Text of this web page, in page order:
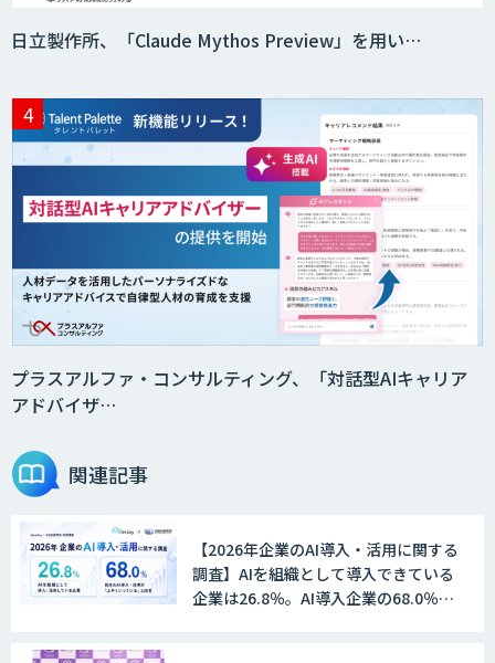
AI価格調査ツールSmapra
secondz Agentsense
Smart Search
法人向けAIエージェント「OfficeAI社
＜Dify活用＞AIエージェントDRIVE
日立製作所、「Claude Mythos Preview」を用い…
プラスアルファ・コンサルティング、「対話型AIキャリア
アドバイザ…
関連記事
【2026年企業のAI導入・活用に関する
調査】AIを組織として導入できている
企業は26.8％。AI導入企業の68.0％